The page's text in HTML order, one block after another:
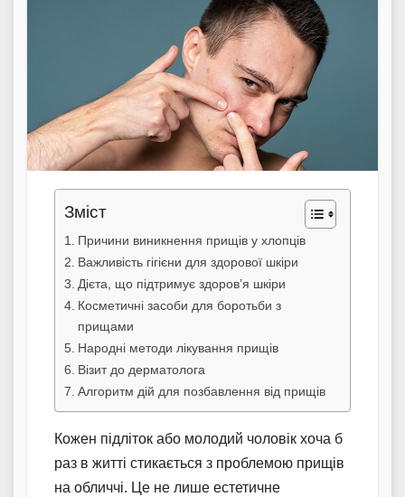
Зміст
Причини виникнення прищів у хлопців
Важливість гігієни для здорової шкіри
Дієта, що підтримує здоров’я шкіри
Косметичні засоби для боротьби з
прищами
Народні методи лікування прищів
Візит до дерматолога
Алгоритм дій для позбавлення від прищів
Кожен підліток або молодий чоловік хоча б
раз в житті стикається з проблемою прищів
на обличчі. Це не лише естетичне